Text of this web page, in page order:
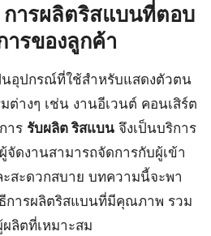
ารผลิตริสแบนที่ตอบ
รของลูกค้า
นอุปกรณ์ที่ใช้สำหรับแสดงตัวตน
ต่างๆ เช่น งานอีเวนต์ คอนเสิร์ต
าร รับผลิต ริสแบน จึงเป็นบริการ
ดงานสามารถจัดการกับผู้เข้า
ะสะดวกสบาย บทความนี้จะพา
การผลิตริสแบนที่มีคุณภาพ รวม
ลิตที่เหมาะสม